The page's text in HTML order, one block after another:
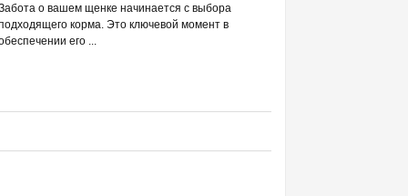
о вашем щенке начинается с выбора
корма. Это ключевой момент в
его ...